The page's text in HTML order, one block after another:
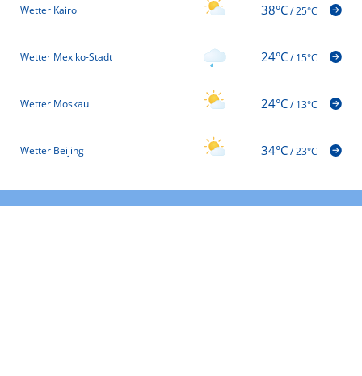
Wetter Kairo 38°C/25°C
Wetter Mexiko-Stadt 24°C/15°C
Wetter Moskau 24°C/13°C
Wetter Beijing 34°C/23°C